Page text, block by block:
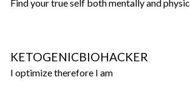
Find your true self both mentally and
KETOGENICBIOHACKER
I optimize therefore I am